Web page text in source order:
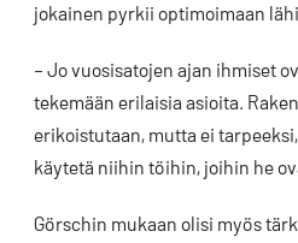
jokainen pyrkii optimoimaan
– Jo vuosisatojen ajan ihmiset
tekemään erilaisia asioita.
erikoistutaan, mutta ei
käytetä niihin töihin, joihin he
Görschin mukaan olisi myös